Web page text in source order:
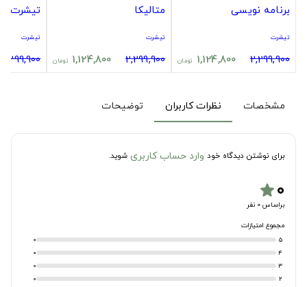
برنامه نویسی
تیشرت
2,299,900
1,124,800 تومان
متالیکا
تیشرت
2,299,900
1,124,800 تومان
تیشرت
تیشرت
2,299,900
مشخصات نظرات کاربران توضیحات
برای نوشتن دیدگاه خود وارد حساب کاربری شوید.
۰star
براساس 0 نفر
مجموع امتیازات
5
0
4
0
3
0
2
0